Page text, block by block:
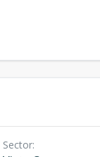
Sector: